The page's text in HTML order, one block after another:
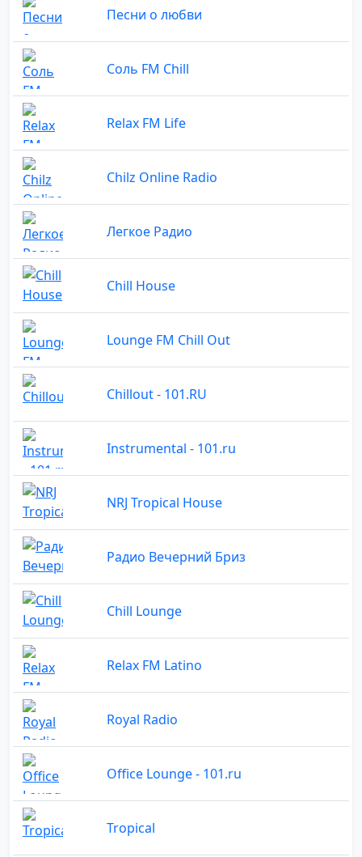
Песни о любви
Соль FM Chill
Relax FM Life
Chilz Online Radio
Легкое Радио
Chill House
Lounge FM Chill Out
Chillоut - 101.RU
Instrumental - 101.ru
NRJ Tropical House
Радио Вечерний Бриз
Chill Lounge
Relax FM Latino
Royal Radio
Office Lounge - 101.ru
Tropical